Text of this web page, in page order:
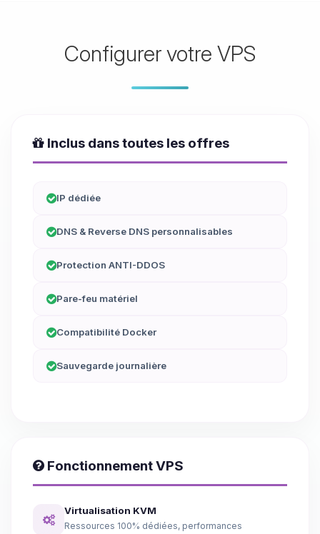
Configurer votre VPS
Inclus dans toutes les offres
IP dédiée
DNS & Reverse DNS personnalisables
Protection ANTI-DDOS
Pare-feu matériel
Compatibilité Docker
Sauvegarde journalière
Fonctionnement VPS
Virtualisation KVM
Ressources 100% dédiées, performances